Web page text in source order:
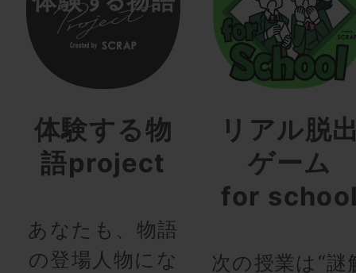
体験する物
語project
あなたも、物語
の登場人物にな
リアル脱
ゲーム
for
次の授業は“謎